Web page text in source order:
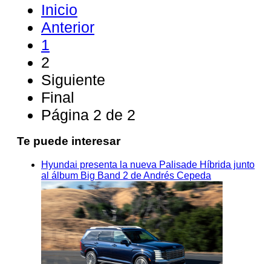
Inicio
Anterior
1
2
Siguiente
Final
Página 2 de 2
Te puede interesar
Hyundai presenta la nueva Palisade Híbrida junto
al álbum Big Band 2 de Andrés Cepeda